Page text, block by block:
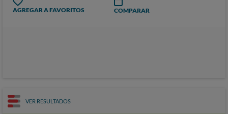
AGREGAR A FAVORITOS COMPARAR
VER RESULTADOS